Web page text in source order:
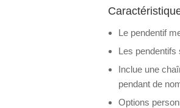
Le pendentif
Les pendentifs
Inclue une
pendant de
Options